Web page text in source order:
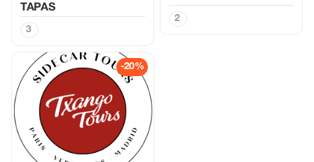
TAPAS
3
2
-20%